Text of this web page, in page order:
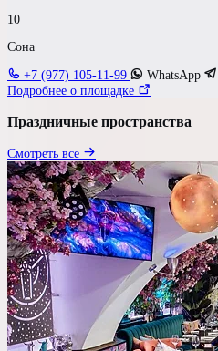
Требования к площадке
Номер для молодых
Свой алкоголь
У воды
Шуметь после 23:00
Своя парковка
Показать результаты
Сбросить
10
Сона
+7 (977) 105-11-99 WhatsApp
Подробнее о площадке
Праздничные пространства
Смотреть все